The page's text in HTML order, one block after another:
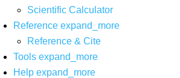
Scientific Calculator
Reference expand_more
Reference & Cite
Tools expand_more
Help expand_more